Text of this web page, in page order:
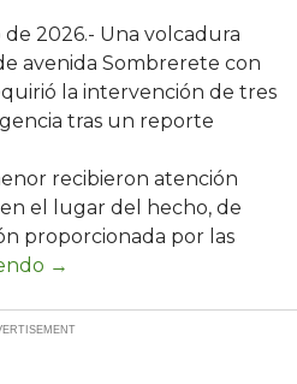
2026.- Una volcadura
avenida Sombrerete con
la intervención de tres
tras un reporte
recibieron atención
el lugar del hecho, de
proporcionada por las